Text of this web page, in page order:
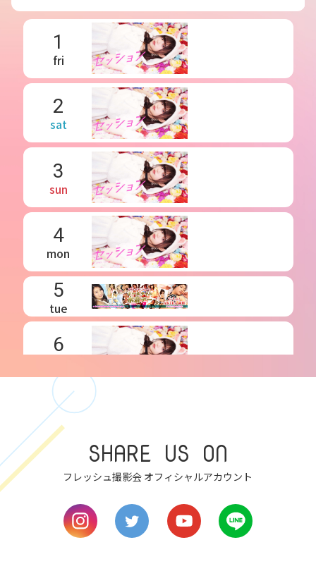
1
fri
2
sat
3
sun
4
mon
5
tue
6
7
thu
sat
SHARE US ON
フレッシュ撮影会 オフィシャルアカウント